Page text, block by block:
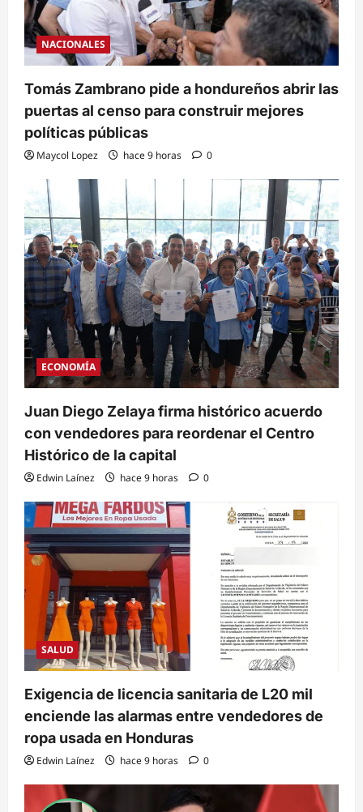
NACIONALES
Tomás Zambrano pide a hondureños abrir las
puertas al censo para construir mejores
políticas públicas
Maycol Lopez hace 9 horas 0
ECONOMÍA
Juan Diego Zelaya firma histórico acuerdo
con vendedores para reordenar el Centro
Histórico de la capital
Edwin Laínez hace 9 horas 0
SALUD
Exigencia de licencia sanitaria de L20 mil
enciende las alarmas entre vendedores de
ropa usada en Honduras
Edwin Laínez hace 9 horas 0